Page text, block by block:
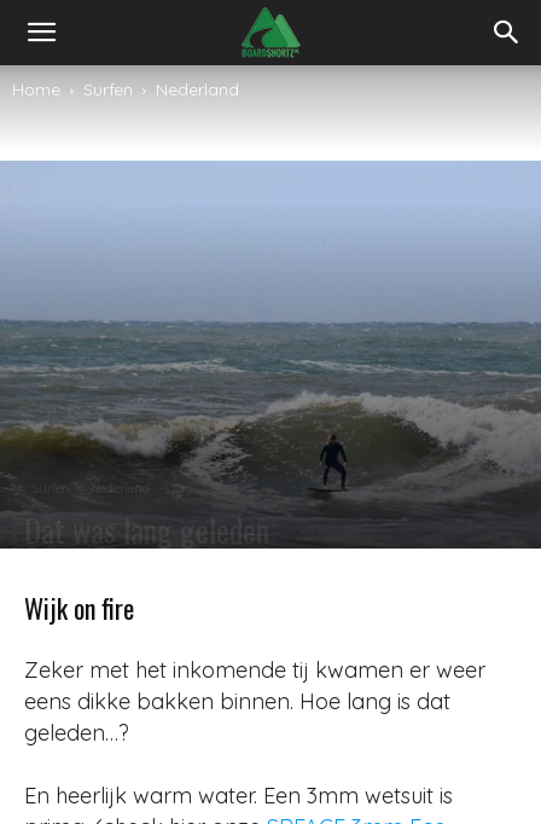
Home Surfen Nederland
Surfen Nederland
Dat was lang geleden
Wijk on fire
Zeker met het inkomende tij kwamen er weer
eens dikke bakken binnen. Hoe lang is dat
geleden…?
En heerlijk warm water. Een 3mm wetsuit is